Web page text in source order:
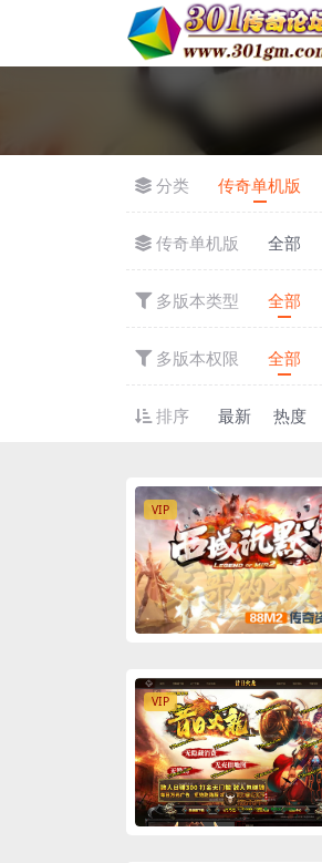
分类 传奇单机版
传奇单机版 全部
多版本类型 全部
多版本权限 全部
排序 最新 热度
VIP
VIP